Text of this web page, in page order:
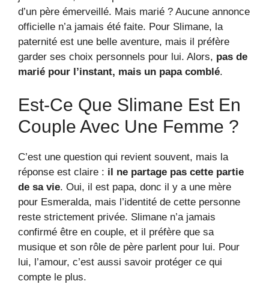
d’un père émerveillé. Mais marié ? Aucune annonce
officielle n’a jamais été faite. Pour Slimane, la
paternité est une belle aventure, mais il préfère
garder ses choix personnels pour lui. Alors, pas de
marié pour l’instant, mais un papa comblé.
Est-Ce Que Slimane Est En
Couple Avec Une Femme ?
C’est une question qui revient souvent, mais la
réponse est claire : il ne partage pas cette partie
de sa vie. Oui, il est papa, donc il y a une mère
pour Esmeralda, mais l’identité de cette personne
reste strictement privée. Slimane n’a jamais
confirmé être en couple, et il préfère que sa
musique et son rôle de père parlent pour lui. Pour
lui, l’amour, c’est aussi savoir protéger ce qui
compte le plus.